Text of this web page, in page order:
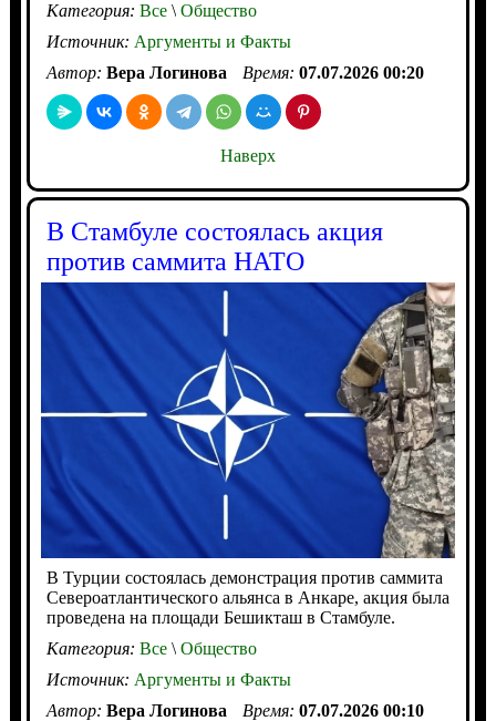
Категория: Все\Общество
Источник: Аргументы и Факты
Автор: Вера Логинова Время: 07.07.2026 00:20
Наверх
В Стамбуле состоялась акция
против саммита НАТО
В Турции состоялась демонстрация против саммита
Североатлантического альянса в Анкаре, акция была
проведена на площади Бешикташ в Стамбуле.
Категория: Все\Общество
Источник: Аргументы и Факты
Автор: Вера Логинова Время: 07.07.2026 00:10